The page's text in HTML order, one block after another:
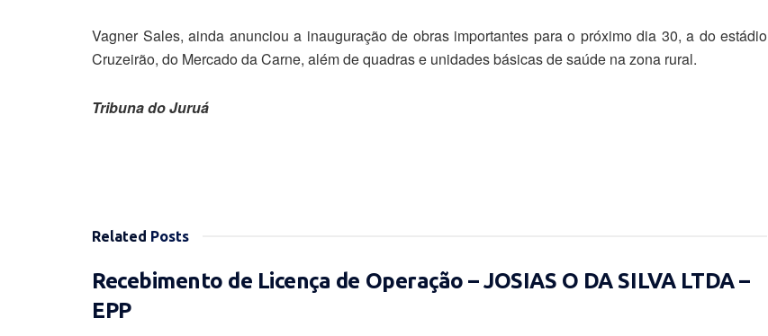
Vagner Sales, ainda anunciou a inauguração de obras importantes para o próximo dia 30, a do estádio
Cruzeirão, do Mercado da Carne, além de quadras e unidades básicas de saúde na zona rural.
Tribuna do Juruá
Related Posts
Recebimento de Licença de Operação – JOSIAS O DA SILVA LTDA –
EPP